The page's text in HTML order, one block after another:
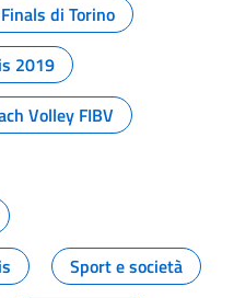
di Torino
2019
Volley FIBV
Sport e società